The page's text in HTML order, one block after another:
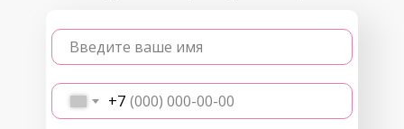
Введите ваше имя
+7